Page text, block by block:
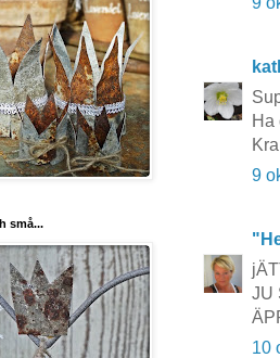
Ha
9
JU
10
små...